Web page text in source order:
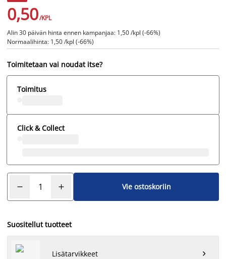
0,50/KPL
Alin 30 päivän hinta ennen kampanjaa: 1,50 /kpl (-66%)
Normaalihinta: 1,50 /kpl (-66%)
Toimitetaan vai noudat itse?
Toimitus
Click & Collect
Vie ostoskoriin
Suositellut tuotteet
Lisätarvikkeet 